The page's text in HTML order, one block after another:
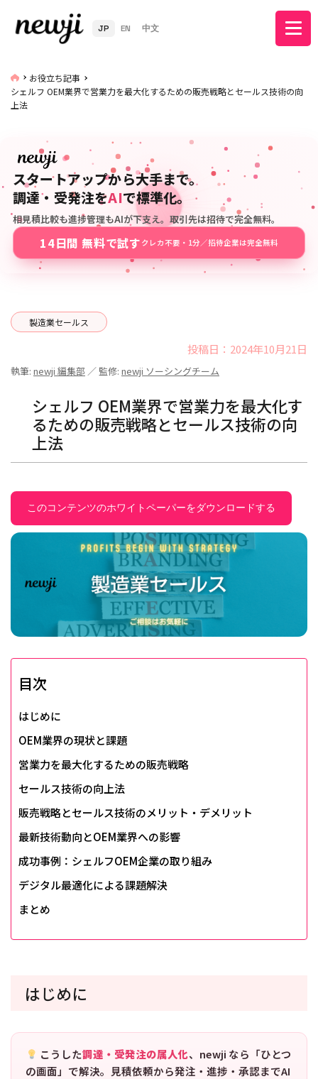
JP EN 中文
お役立ち記事
シェルフ OEM業界で営業力を最大化するための販売戦略とセールス技術の向
上法
スタートアップから大手まで。
調達・受発注をAIで標準化。
相見積比較も進捗管理もAIが下支え。取引先は招待で完全無料。
14日間 無料で試す クレカ不要・1分／招待企業は完全無料
製造業セールス
投稿日：2024年10月21日
執筆: newji 編集部 ／ 監修: newji ソーシングチーム
シェルフ OEM業界で営業力を最大化す
るための販売戦略とセールス技術の向
上法
このコンテンツのホワイトペーパーをダウンロードする
目次
はじめに
OEM業界の現状と課題
営業力を最大化するための販売戦略
セールス技術の向上法
販売戦略とセールス技術のメリット・デメリット
最新技術動向とOEM業界への影響
成功事例：シェルフOEM企業の取り組み
デジタル最適化による課題解決
まとめ
はじめに
こうした調達・受発注の属人化、newji なら「ひとつ
の画面」で解決。見積依頼から発注・進捗・承認までAI